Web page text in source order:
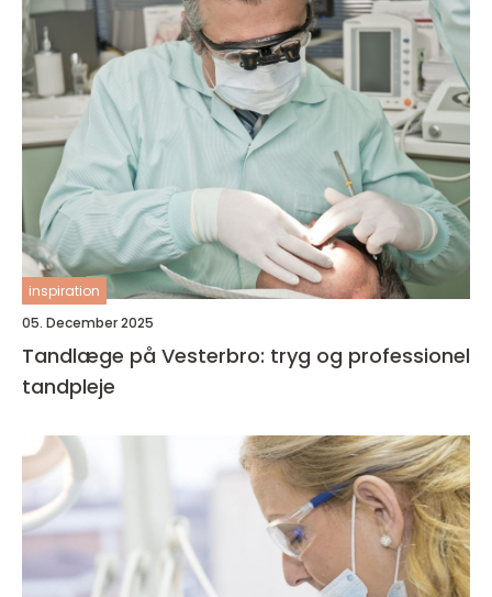
inspiration
05. December 2025
Tandlæge på Vesterbro: tryg og professionel
tandpleje